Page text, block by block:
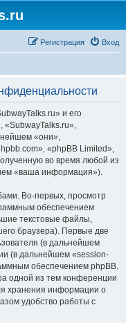
Вход
Регистрация
и его
«они»,
«phpBB Limited»,
во время любой из
«ваша информация»).
Во-первых, просмотр
обеспечением
текстовые файлы,
браузера). Первые две
(в дальнейшем
(в дальнейшем «session-
обеспечением phpBB.
одной из тем конференции
хранения информации о
удобство работы с